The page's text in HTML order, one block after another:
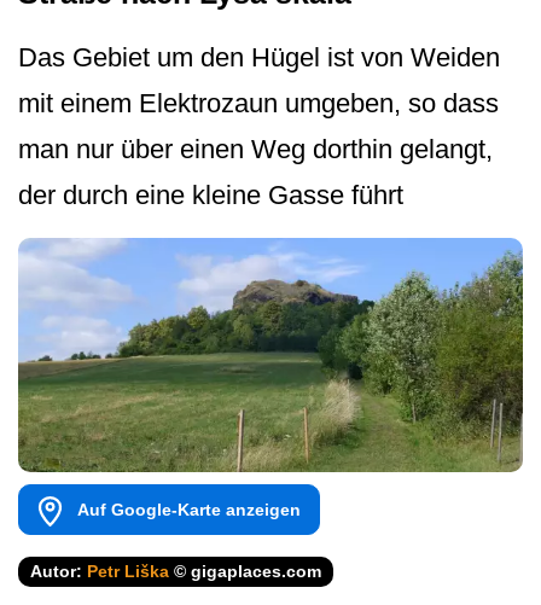
Das Gebiet um den Hügel ist von Weiden
mit einem Elektrozaun umgeben, so dass
man nur über einen Weg dorthin gelangt,
der durch eine kleine Gasse führt
Auf Google-Karte anzeigen
Autor: Petr Liška © gigaplaces.com